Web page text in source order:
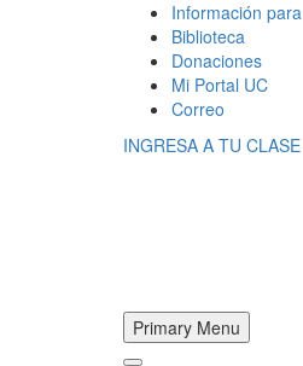
Información para
Biblioteca
Donaciones
Mi Portal UC
Correo
INGRESA A TU CLASE
Primary Menu